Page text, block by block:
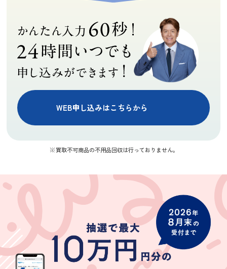
17:55
1
てにおいて親切
気持ちの良いお
た。またご縁が
(Googleのクチコミか
2026年07月13日
19:04
1
て本当に助かり
ました。ありが
とうございまし
た。担当の方も
とても素敵な方
でまたお願いし
たいと思いま
2026年07月11日
10:52
1
川久保裕
★★★★
いただき、結果
にも満足してい
ます。ガラクタ
だと思っていた
モノも買取って
もらいました。
遅い時間までご
苦労さまでし
た。ありがと
(Googleのクチコミか
2026年07月08日
08:04
ky mur
★★★★★
具や家電につい
ださりとても助
かりましたあり
がとうございま
す
(Googleのクチコミか
2026年07月01日
10:54
1
にこちゃん
★★★★
を依頼したとこ
ろ、買取してい
ただけなかった
のが残念でした
が、ついでにバ
ッグやジュエリ
ーを査定してい
ただきました。
キャンペーン期
(Googleのクチコミか
ら引用)
2026年06月28日
20:13
1
WEB申し込みはこちらから
買取不可商品の不用品回収は行っておりません。